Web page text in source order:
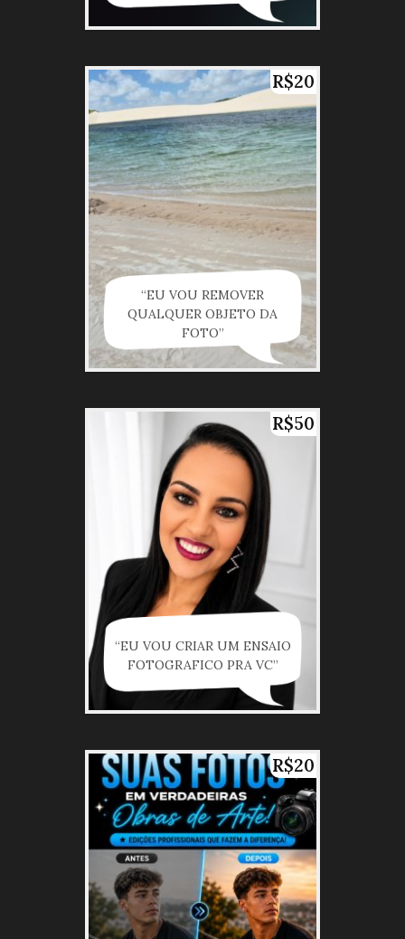
R$20
“EU VOU REMOVER
QUALQUER OBJETO DA
FOTO”
R$50
“EU VOU CRIAR UM ENSAIO
FOTOGRAFICO PRA VC”
R$20